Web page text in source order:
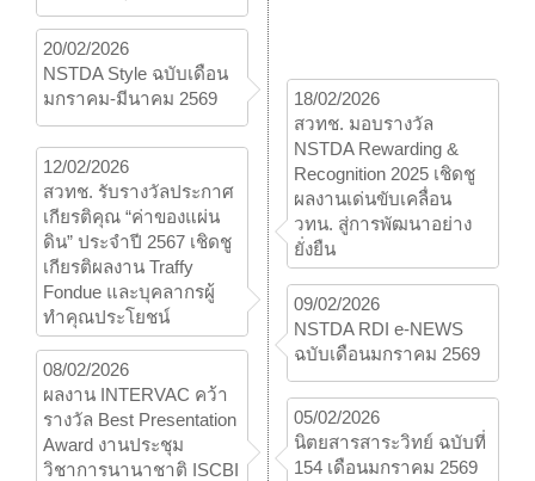
20/02/2026
NSTDA Style ฉบับเดือน
มกราคม-มีนาคม 2569
18/02/2026
สวทช. มอบรางวัล
NSTDA Rewarding &
Recognition 2025 เชิดชู
ผลงานเด่นขับเคลื่อน
วทน. สู่การพัฒนาอย่าง
ยั่งยืน
12/02/2026
สวทช. รับรางวัลประกาศ
เกียรติคุณ “ค่าของแผ่น
ดิน” ประจำปี 2567 เชิดชู
เกียรติผลงาน Traffy
Fondue และบุคลากรผู้
ทำคุณประโยชน์
09/02/2026
NSTDA RDI e-NEWS
ฉบับเดือนมกราคม 2569
08/02/2026
ผลงาน INTERVAC คว้า
รางวัล Best Presentation
Award งานประชุม
วิชาการนานาชาติ ISCBI
05/02/2026
นิตยสารสาระวิทย์ ฉบับที่
154 เดือนมกราคม 2569